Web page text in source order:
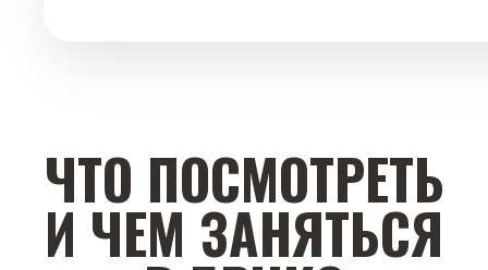
ЧТО ПОСМОТРЕТЬ
И ЧЕМ ЗАНЯТЬСЯ